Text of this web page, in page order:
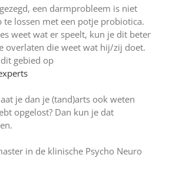
een darmprobleem is niet
te lossen met een potje probiotica.
weet wat er speelt, kun je dit beter
overlaten die weet wat hij/zij doet.
gebied op
je dan je (tand)arts ook weten
opgelost? Dan kun je dat
in de klinische Psycho Neuro